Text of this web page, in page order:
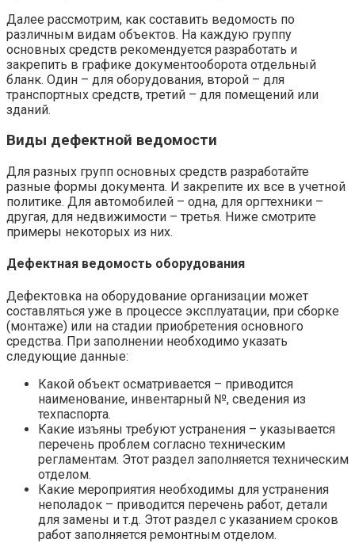
Далее рассмотрим, как составить ведомость по
различным видам объектов. На каждую группу
основных средств рекомендуется разработать и
закрепить в графике документооборота отдельный
бланк. Один – для оборудования, второй – для
транспортных средств, третий – для помещений или
зданий.
Виды дефектной ведомости
Для разных групп основных средств разработайте
разные формы документа. И закрепите их все в учетной
политике. Для автомобилей – одна, для оргтехники –
другая, для недвижимости – третья. Ниже смотрите
примеры некоторых из них.
Дефектная ведомость оборудования
Дефектовка на оборудование организации может
составляться уже в процессе эксплуатации, при сборке
(монтаже) или на стадии приобретения основного
средства. При заполнении необходимо указать
следующие данные:
Какой объект осматривается – приводится
наименование, инвентарный №, сведения из
техпаспорта.
Какие изъяны требуют устранения – указывается
перечень проблем согласно техническим
регламентам. Этот раздел заполняется техническим
отделом.
Какие мероприятия необходимы для устранения
неполадок – приводится перечень работ, детали
для замены и т.д. Этот раздел с указанием сроков
работ заполняется ремонтным отделом.